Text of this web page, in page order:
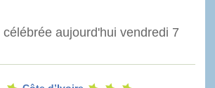
aujourd'hui vendredi 7